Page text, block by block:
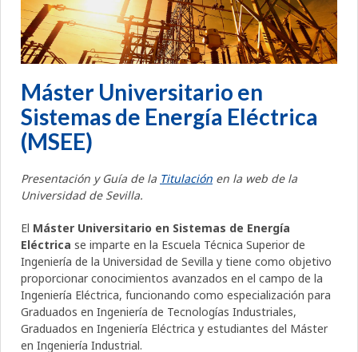
Máster Universitario en
Sistemas de Energía Eléctrica
(MSEE)
Presentación y Guía de la Titulación en la web de la
Universidad de Sevilla.
El Máster Universitario en Sistemas de Energía
Eléctrica se imparte en la Escuela Técnica Superior de
Ingeniería de la Universidad de Sevilla y tiene como objetivo
proporcionar conocimientos avanzados en el campo de la
Ingeniería Eléctrica, funcionando como especialización para
Graduados en Ingeniería de Tecnologías Industriales,
Graduados en Ingeniería Eléctrica y estudiantes del Máster
en Ingeniería Industrial.